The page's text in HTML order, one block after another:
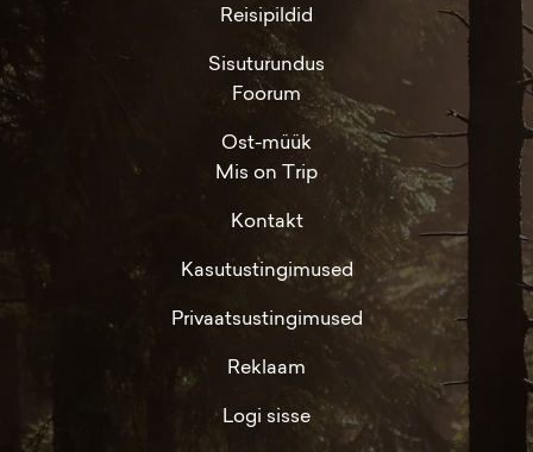
Reisipildid
Sisuturundus
Foorum
Ost-müük
Mis on Trip
Kontakt
Kasutustingimused
Privaatsustingimused
Reklaam
Logi sisse